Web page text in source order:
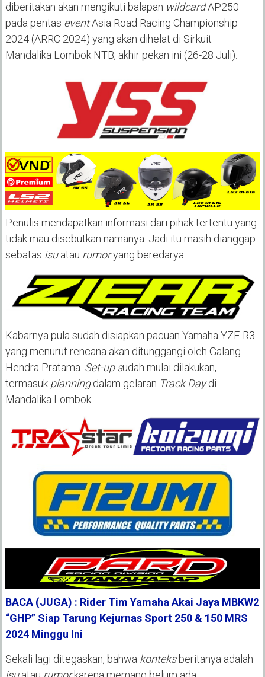
diberitakan akan mengikuti balapan wildcardAP250
pada pentas eventAsia Road Racing Championship
2024 (ARRC 2024) yang akan dihelat di Sirkuit
Mandalika Lombok NTB, akhir pekan ini (26-28 Juli).
Penulis mendapatkan informasi dari pihak tertentu yang
tidak mau disebutkan namanya. Jadi itu masih dianggap
sebatas isuatau rumoryang beredarya.
Kabarnya pula sudah disiapkan pacuan Yamaha YZF-R3
yang menurut rencana akan ditunggangi oleh Galang
Hendra Pratama. Set-up sudah mulai dilakukan,
termasukplanningdalam gelaran Track Daydi
Mandalika Lombok.
BACA (JUGA) : Rider Tim Yamaha Akai Jaya MBKW2
“GHP” Siap Tarung Kejurnas Sport 250 & 150 MRS
2024 Minggu Ini
Sekali lagi ditegaskan, bahwakonteksberitanya adalah